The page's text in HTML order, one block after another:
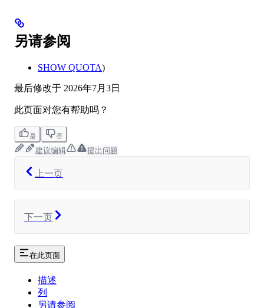
另请参阅
SHOW QUOTA)
最后修改于 2026年7月3日
此页面对您有帮助吗？
是 否
建议编辑 提出问题
上一页
下一页
在此页面
描述
列
另请参阅